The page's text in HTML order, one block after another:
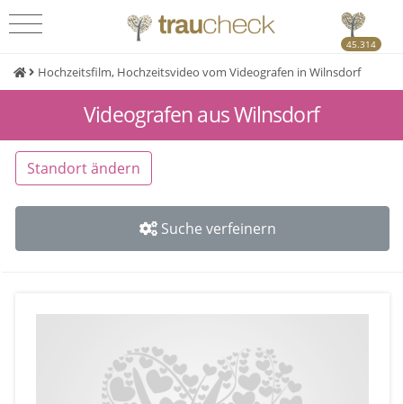
45.314
Hochzeitsfilm, Hochzeitsvideo vom Videografen in Wilnsdorf
Videografen aus Wilnsdorf
Standort ändern
Suche verfeinern